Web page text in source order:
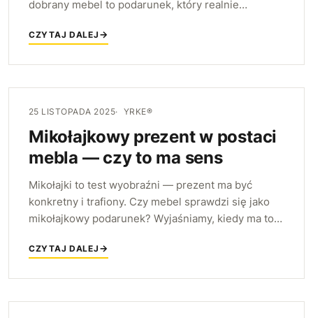
dobrany mebel to podarunek, który realnie
Podpowiadamy, jak wybrać mebel pod choinkę.
CZYTAJ DALEJ
25 LISTOPADA 2025 YRKE®
Mikołajkowy prezent w postaci
mebla — czy to ma sens
Mikołajki to test wyobraźni — prezent ma być
konkretny i trafiony. Czy mebel sprawdzi się jako
mikołajkowy podarunek? Wyjaśniamy, kiedy ma to
obdarowanego.
CZYTAJ DALEJ